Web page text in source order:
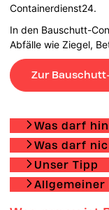
Containerdienst24.
In den Bauschutt-
Abfälle wie Ziegel,
Zur
Was darf
Was darf
Unser Tipp
Allgemeiner